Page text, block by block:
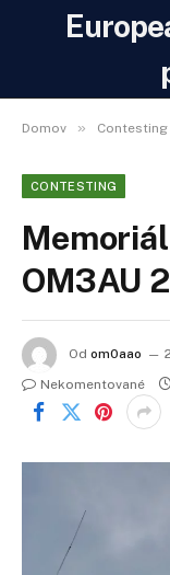
Domov » Contesting
CONTESTING
OM3AU
Od om0aao
Nekomentované